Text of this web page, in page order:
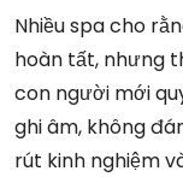
Nhiều spa cho
hoàn tất, nhưng
con người mới
ghi âm, không
rút kinh nghiệm